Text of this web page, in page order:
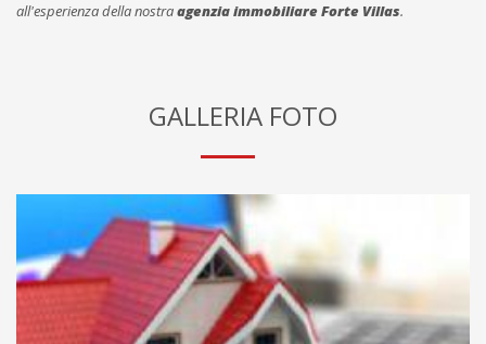
all'esperienza della nostraagenzia immobiliare Forte Villas.
GALLERIA FOTO